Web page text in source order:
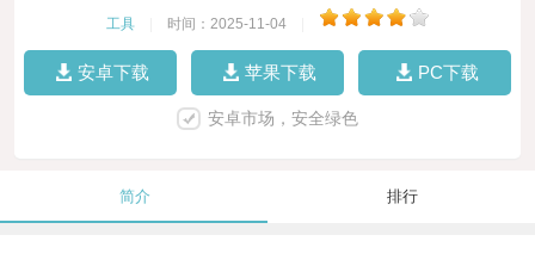
工具 时间：2025-11-04
安卓下载 苹果下载 PC下载
安卓市场，安全绿色
简介 排行